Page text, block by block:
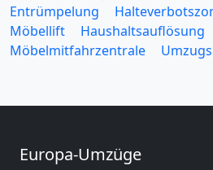
Entrümpelung
Möbellift
Haushaltsauflösung
Möbelmitfahrzentrale
Europa-Umzüge